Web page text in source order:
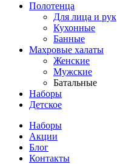
Полотенца
Для лица и рук
Кухонные
Банные
Махровые халаты
Женские
Мужские
Батальные
Наборы
Детское
Наборы
Акции
Блог
Контакты